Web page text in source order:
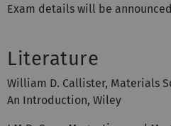
Exam details will be
Literature
William D. Callister, Materials
An Introduction, Wiley